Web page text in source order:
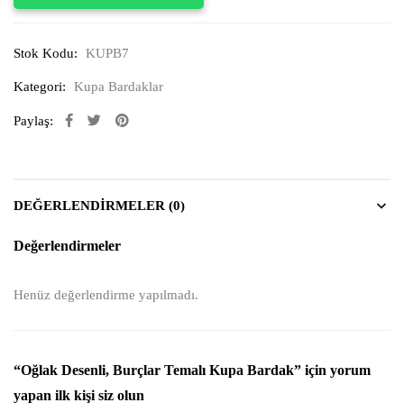
Stok Kodu: KUPB7
Kategori: Kupa Bardaklar
Paylaş:
DEĞERLENDIRMELER (0)
Değerlendirmeler
Henüz değerlendirme yapılmadı.
“Oğlak Desenli, Burçlar Temalı Kupa Bardak” için yorum
yapan ilk kişi siz olun